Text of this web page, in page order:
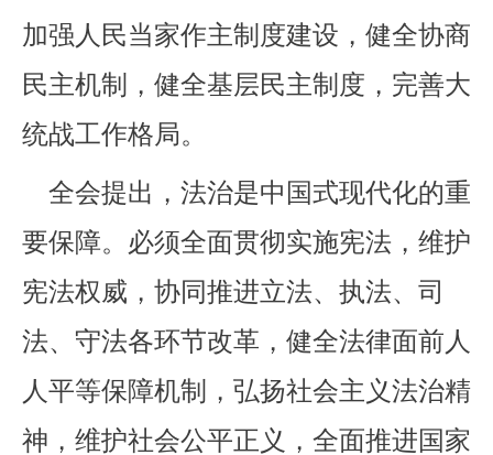
加强人民当家作主制度建设，健全协商
民主机制，健全基层民主制度，完善大
统战工作格局。
全会提出，法治是中国式现代化的重
要保障。必须全面贯彻实施宪法，维护
宪法权威，协同推进立法、执法、司
法、守法各环节改革，健全法律面前人
人平等保障机制，弘扬社会主义法治精
神，维护社会公平正义，全面推进国家